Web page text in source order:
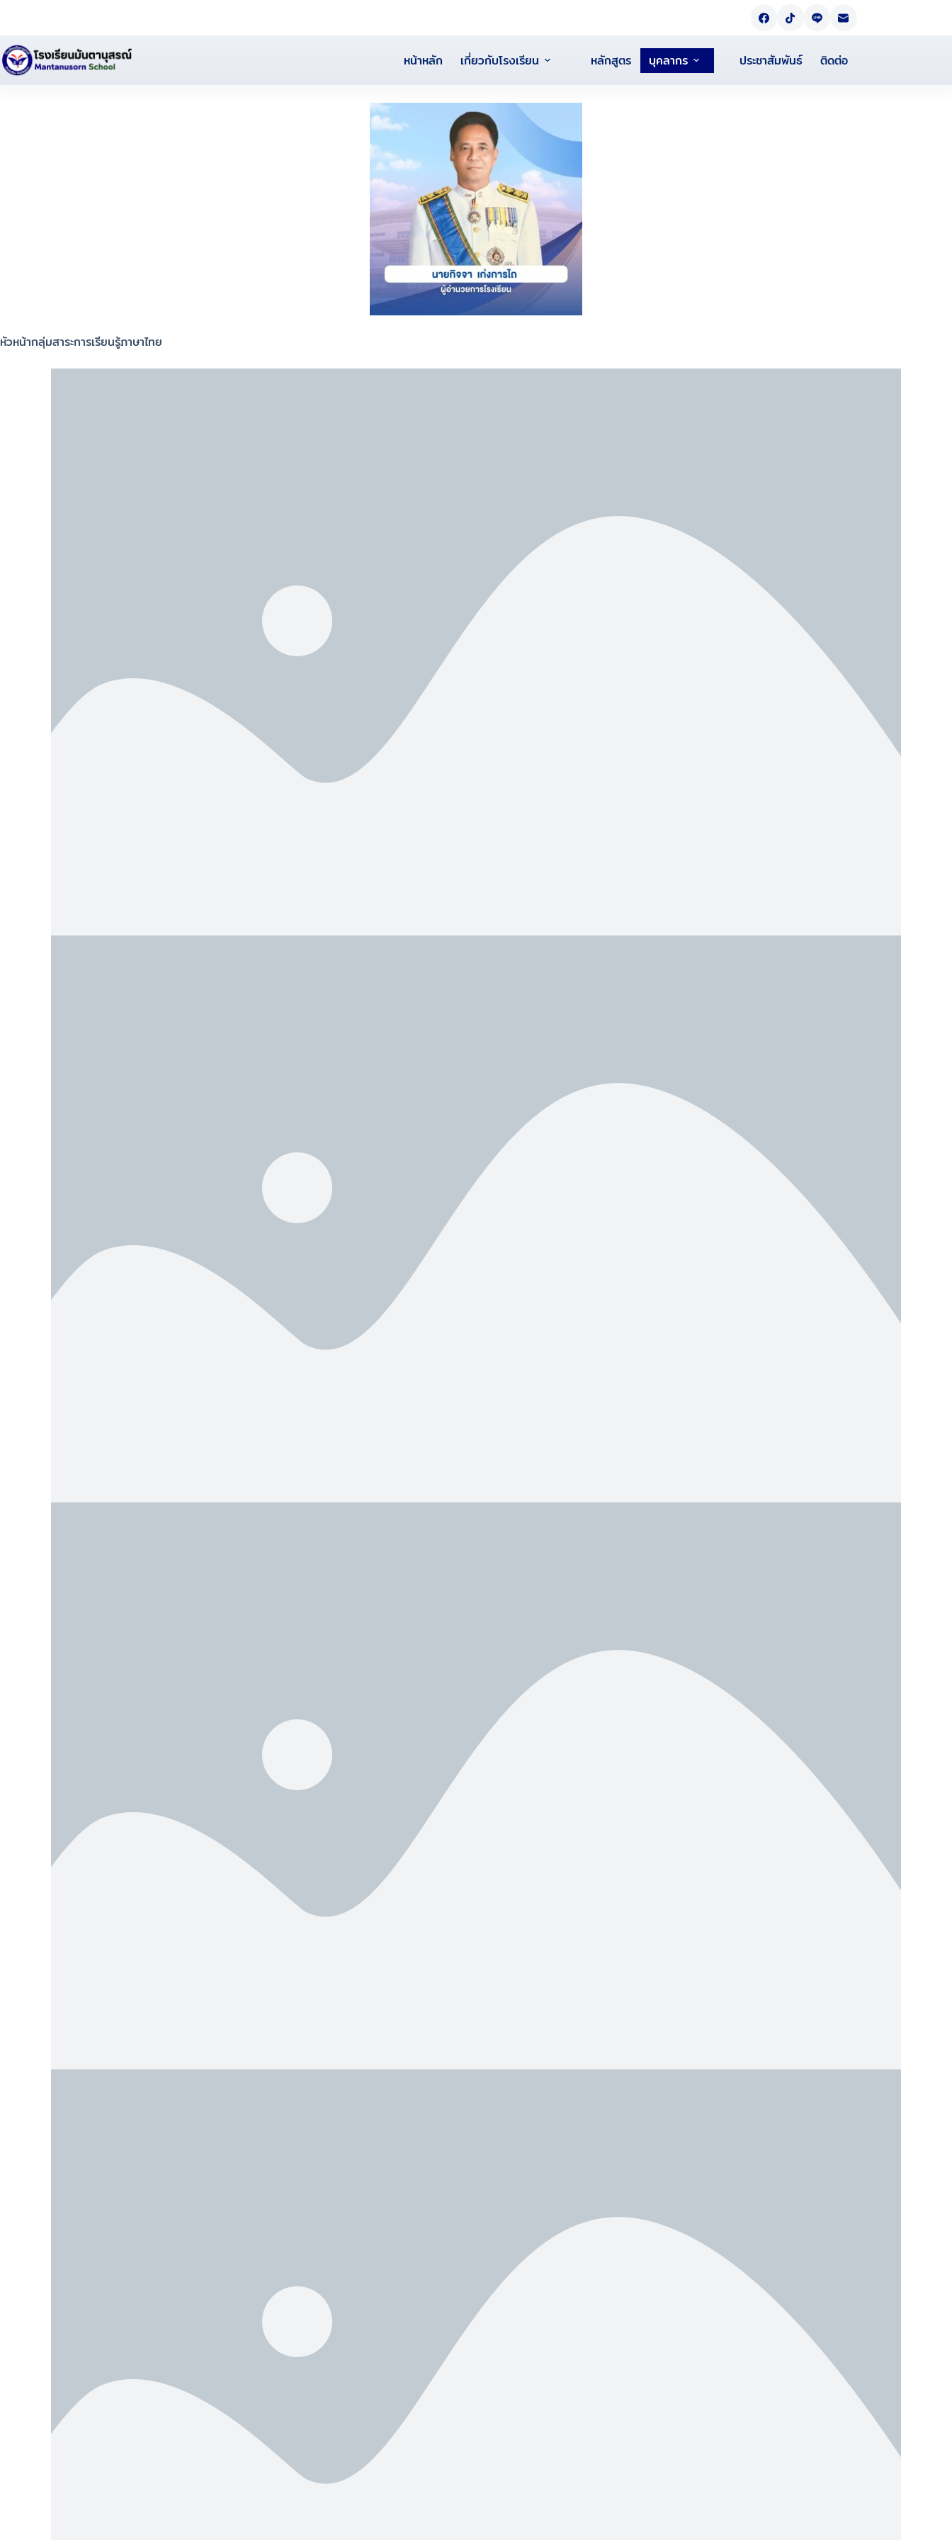
หน้าหลัก เกี่ยวกับโรงเรียน หลักสูตร บุคลากร ประชาสัมพันธ์ ติดต่อ
หัวหน้ากลุ่มสาระการเรียนรู้ภาษาไทย